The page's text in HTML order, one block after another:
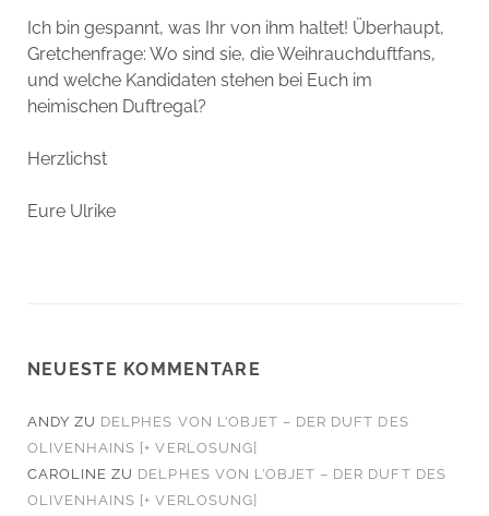
Ich bin gespannt, was Ihr von ihm haltet! Überhaupt,
Gretchenfrage: Wo sind sie, die Weihrauchduftfans,
und welche Kandidaten stehen bei Euch im
heimischen Duftregal?
Herzlichst
Eure Ulrike
NEUESTE KOMMENTARE
ANDY ZU DELPHES VON L’OBJET – DER DUFT DES
OLIVENHAINS [+ VERLOSUNG]
CAROLINE ZU DELPHES VON L’OBJET – DER DUFT DES
OLIVENHAINS [+ VERLOSUNG]